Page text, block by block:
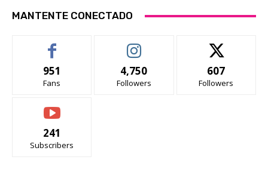
MANTENTE CONECTADO
951
Fans
4,750
Followers
607
Followers
241
Subscribers